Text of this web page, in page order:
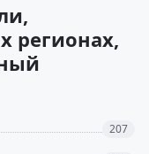
регионах,
207